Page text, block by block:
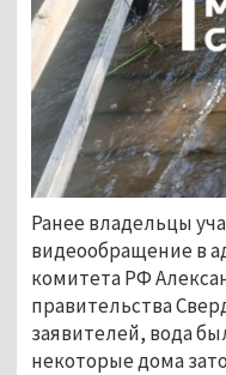
Ранее владельцы
видеообращение в
комитета РФ
правительства
заявителей, вода
некоторые дома